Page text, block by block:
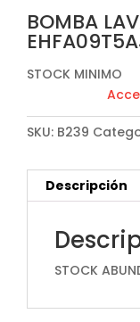
BOMBA
STOCK MINIMO
SKU: B239
Descripción
STOCK